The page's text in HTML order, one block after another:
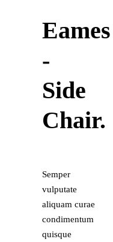
Eames
-
Side
Chair.
Semper
vulputate
aliquam curae
condimentum
quisque